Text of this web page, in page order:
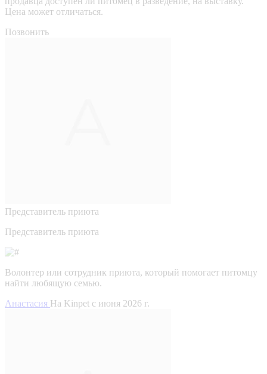
Цена может отличаться.
Позвонить
Представитель приюта
Представитель приюта
Волонтер или сотрудник приюта, который помогает питомцу
найти любящую семью.
Анастасия На Kinpet c июня 2026 г.